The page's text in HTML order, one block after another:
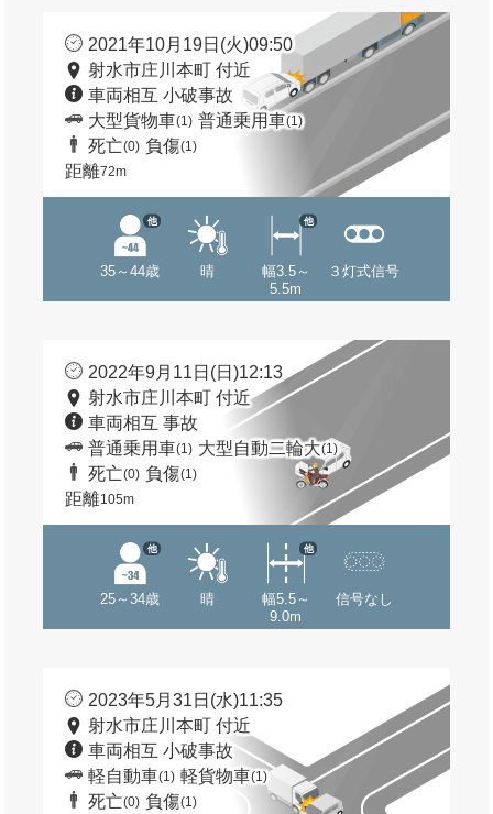
2021年10月19日(火)09:50
射水市庄川本町 付近
車両相互 小破事故
大型貨物車(1) 普通乗用車(1)
死亡(0) 負傷(1)
距離72m
35～44歳
他
晴
幅3.5～
5.5m
他
３灯式信号
2022年9月11日(日)12:13
射水市庄川本町 付近
車両相互 事故
普通乗用車(1) 大型自動二輪大(1)
死亡(0) 負傷(1)
距離105m
25～34歳
他
晴
幅5.5～
9.0m
他
信号なし
2023年5月31日(水)11:35
射水市庄川本町 付近
車両相互 小破事故
軽自動車(1) 軽貨物車(1)
死亡(0) 負傷(1)